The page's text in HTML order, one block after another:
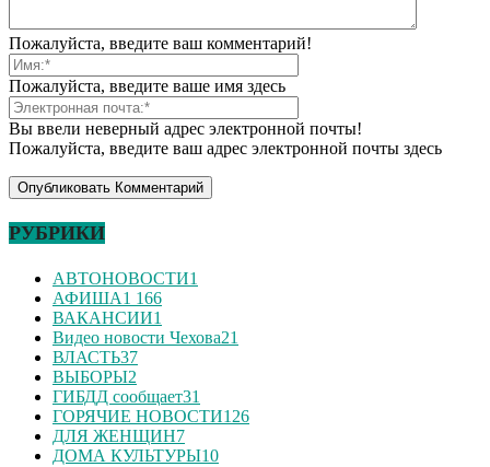
Пожалуйста, введите ваш комментарий!
Пожалуйста, введите ваше имя здесь
Вы ввели неверный адрес электронной почты!
Пожалуйста, введите ваш адрес электронной почты здесь
РУБРИКИ
АВТОНОВОСТИ1
АФИША1 166
ВАКАНСИИ1
Видео новости Чехова21
ВЛАСТЬ37
ВЫБОРЫ2
ГИБДД сообщает31
ГОРЯЧИЕ НОВОСТИ126
ДЛЯ ЖЕНЩИН7
ДОМА КУЛЬТУРЫ10